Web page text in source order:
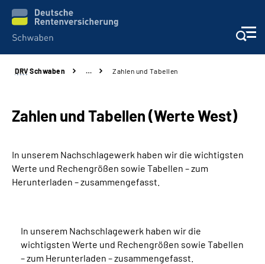
Services
Beratung und Kontakt
Karriere
Online-Services
DRV Schwaben … Zahlen und Tabellen
Zahlen und Tabellen (Werte West)
In unserem Nachschlagewerk haben wir die wichtigsten
Werte und Rechengrößen sowie Tabellen – zum
Herunterladen – zusammengefasst.
In unserem Nachschlagewerk haben wir die
wichtigsten Werte und Rechengrößen sowie Tabellen
– zum Herunterladen – zusammengefasst.